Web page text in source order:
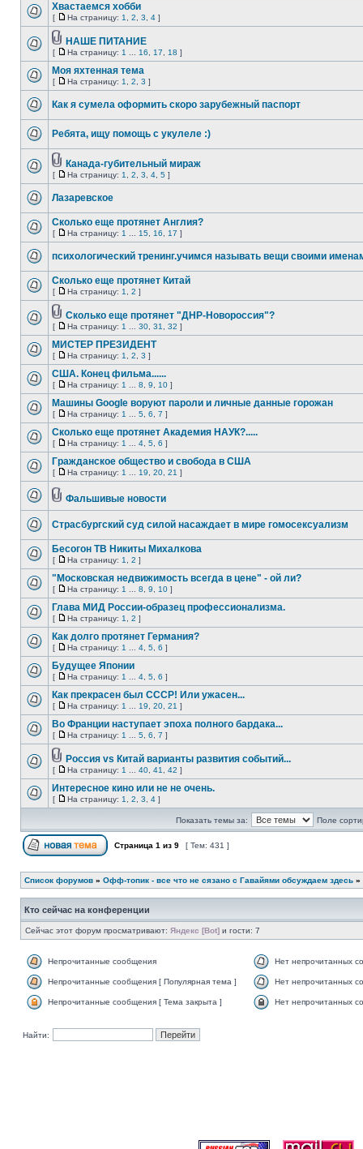
Хвастаемся хобби
[ На страницу: 1 2 3 4 ]
НАШЕ ПИТАНИЕ
[ На страницу: 1 16 17 18 ]
Моя яхтенная тема
[ На страницу: 1 2 3 ]
Как я сумела оформить скоро зарубежный паспорт
Ребята, ищу помощь с укулеле :)
Канада-губительный мираж
[ На страницу: 1 2 3 4 5 ]
Лазаревское
Сколько еще протянет Англия?
[ На страницу: 1 15 16 17 ]
психологический тренинг.учимся называть вещи своими
Сколько еще протянет Китай
[ На страницу: 1 2 ]
Сколько еще протянет "ДНР-Новороссия"?
[ На страницу: 1 30 31 32 ]
МИСТЕР ПРЕЗИДЕНТ
[ На страницу: 1 2 3 ]
США. Конец фильма......
[ На страницу: 1 8 9 10 ]
Машины Google воруют пароли и личные данные горожан
[ На страницу: 1 5 6 7 ]
Сколько еще протянет Академия НАУК?.....
[ На страницу: 1 4 5 6 ]
Гражданское общество и свобода в США
[ На страницу: 1 19 20 21 ]
Фальшивые новости
Страсбургский суд силой насаждает в мире гомосексуализм
Бесогон ТВ Никиты Михалкова
[ На страницу: 1 2 ]
"Московская недвижимость всегда в цене" - ой ли?
[ На страницу: 1 8 9 10 ]
Глава МИД России-образец профессионализма.
[ На страницу: 1 2 ]
Как долго протянет Германия?
[ На страницу: 1 4 5 6 ]
Будущее Японии
[ На страницу: 1 4 5 6 ]
Как прекрасен был СССР! Или ужасен...
[ На страницу: 1 19 20 21 ]
Во Франции наступает эпоха полного бардака...
[ На страницу: 1 5 6 7 ]
Россия vs Китай варианты развития событий...
[ На страницу: 1 40 41 42 ]
Интересное кино или не не очень.
[ На страницу: 1 2 3 4 ]
Показать темы за: Поле
Страница 1 из 9 [ Тем: 431 ]
Список форумов » Офф-топик - все что не сязано с Гавайями обсуждаем здесь »
Кто сейчас на конференции
Сейчас этот форум просматривают: Яндекс [Bot] и гости: 7
Непрочитанные сообщения Нет непрочитанных
Непрочитанные сообщения [ Популярная тема ] Нет непрочитанных
Непрочитанные сообщения [ Тема закрыта ] Нет непрочитанных
Найти: